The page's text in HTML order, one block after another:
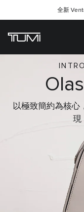
全新
以極致簡約為核心
現